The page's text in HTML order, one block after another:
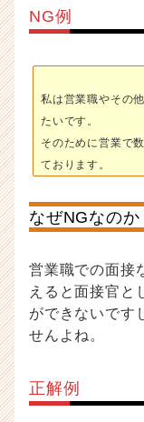
NG例
私は営業職やその
たいです。
そのために営業で
ております。
なぜNGなのか
営業職での面接
えると面接官と
ができないです
せんよね。
正解例